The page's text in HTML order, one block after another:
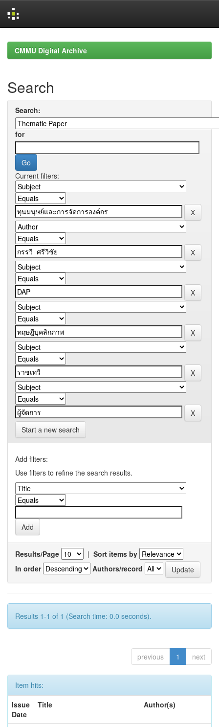
navigationCMMU Digital Archive
Search
Search:
for
Current filters:
Start a new search
Add filters:
Use filters to refine the search results.
Results/Page | Sort items by
In order
Authors/record
Results 1-1 of 1 (Search time: 0.0 seconds).
previous 1 next
Item hits:
Issue
Date
Title Author(s)